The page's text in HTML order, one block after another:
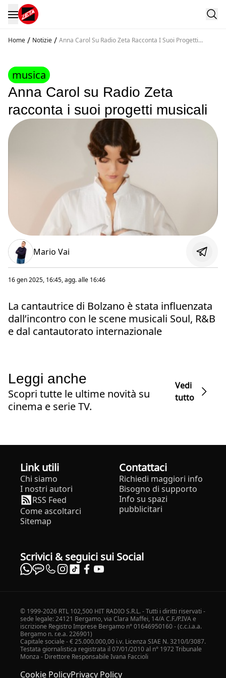
Home / Notizie / Anna Carol Su Radio Zeta Racconta I Suoi Progetti
musica
Anna Carol su Radio Zeta
racconta i suoi progetti musicali
Mario Vai
16 gen 2025, 16:45, agg. alle 16:46
La cantautrice di Bolzano è stata influenzata
dall’incontro con le scene musicali Soul, R&B
e dal cantautorato internazionale
Leggi anche
Scopri tutte le ultime novità su
cinema e serie TV.
Vedi
tutto
Link utili
Chi siamo
I nostri autori
RSS Feed
Come ascoltarci
Sitemap
Contattaci
Richiedi maggiori info
Bisogno di supporto
Info su spazi
pubblicitari
Scrivici & seguici sui Social
© 1999-2026 RTL 102,500 HIT RADIO S.R.L. - Tutti i diritti riservati -
sede legale: 24121 Bergamo, via Clara Maffei, 14/A C.F./P.IVA e
iscrizione Registro Imprese Bergamo n° 01646950160 - (c.c.i.a.a.
Bergamo n. r.e.a. 226901)
Capitale sociale - € 25.000.000,00 i.v. Licenza SIAE N. 3210/I/3087.
Testata giornalistica registrata il 07/01/2010 al n° 1972 Tribunale
Monza - Direttore Responsabile Ivana Faccioli
Cookie PolicyPrivacy Policy